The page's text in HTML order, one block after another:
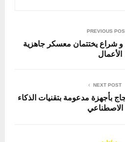
PREVIOUS
شراع يختتمان معسكر جاهزية
الأعمال
NEXT POST
بأجهزة مدعومة بتقنيات الذكاء
الاصطناعي